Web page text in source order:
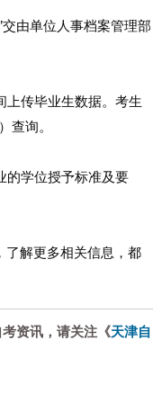
由单位人事档案管理部
上传毕业生数据。考生
）查询。
的学位授予标准及要
了解更多相关信息，都
资讯，请关注《天津自